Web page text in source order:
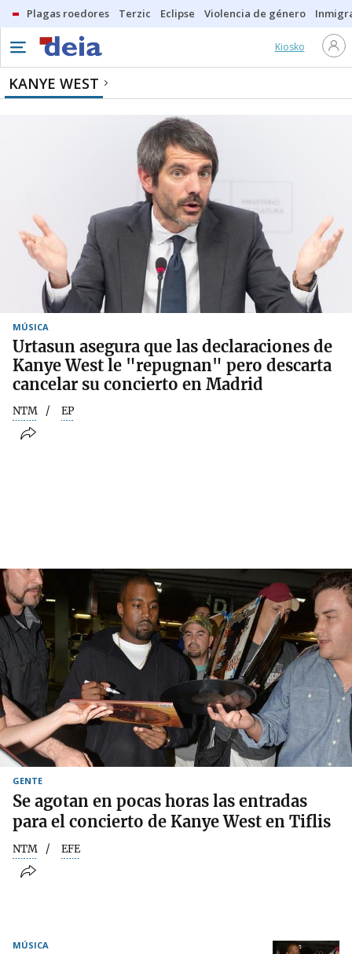
Plagas roedores Terzic Eclipse Violencia de género
Kiosko
KANYE WEST
MÚSICA
Urtasun asegura que las declaraciones de
Kanye West le "repugnan" pero descarta
cancelar su concierto en Madrid
NTM EP
GENTE
Se agotan en pocas horas las entradas
para el concierto de Kanye West en Tiflis
NTM EFE
MÚSICA